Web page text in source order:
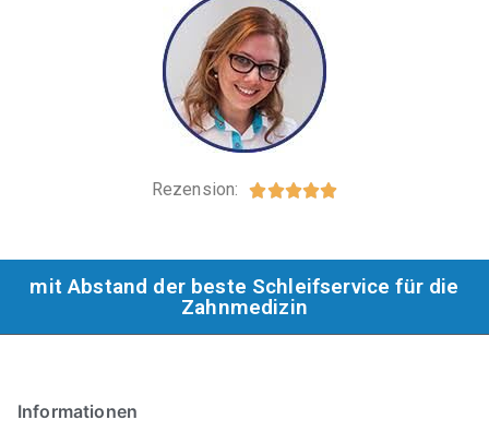
Rezension: 
mit Abstand der beste Schleifservice für die
Zahnmedizin
Informationen